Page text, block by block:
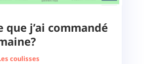
que j’ai commandé
coulisses